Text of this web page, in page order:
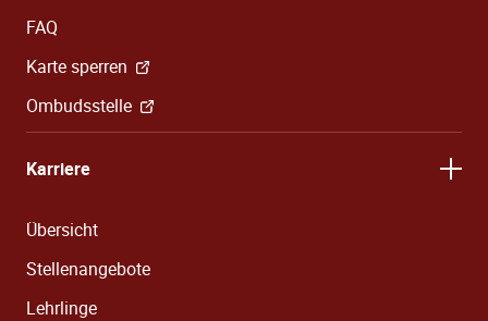
FAQ
Karte sperren
Ombudsstelle
Karriere
Übersicht
Stellenangebote
Lehrlinge